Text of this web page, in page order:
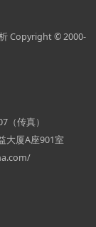
Copyright © 2000-
（传真）
大厦A座901室